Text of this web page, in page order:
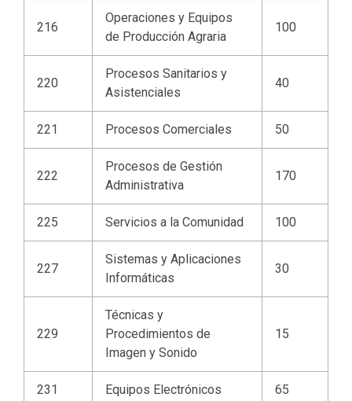
216
Operaciones y Equipos
de Producción Agraria
100
220
Procesos Sanitarios y
Asistenciales
40
221 Procesos Comerciales 50
222
Procesos de Gestión
Administrativa
170
225 Servicios a la Comunidad 100
227
Sistemas y Aplicaciones
Informáticas
30
229
Técnicas y
Procedimientos de
Imagen y Sonido
15
231 Equipos Electrónicos 65